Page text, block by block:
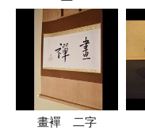
畫襌 二字